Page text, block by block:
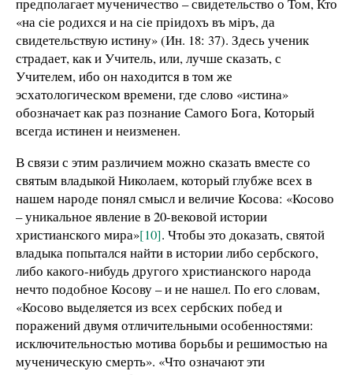
«на сiе родихся и на сiе прiидохъ въ мiръ, да
свидетельствую истину» (Ин. 18: 37). Здесь ученик
страдает, как и Учитель, или, лучше сказать, с
Учителем, ибо он находится в том же
эсхатологическом времени, где слово «истина»
обозначает как раз познание Самого Бога, Который
всегда истинен и неизменен.
В связи с этим различием можно сказать вместе со
святым владыкой Николаем, который глубже всех в
нашем народе понял смысл и величие Косова: «Косово
– уникальное явление в 20-вековой истории
христианского мира»[10]. Чтобы это доказать, святой
владыка попытался найти в истории либо сербского,
либо какого-нибудь другого христианского народа
нечто подобное Косову – и не нашел. По его словам,
«Косово выделяется из всех сербских побед и
поражений двумя отличительными особенностями:
исключительностью мотива борьбы и решимостью на
мученическую смерть». «Что означают эти